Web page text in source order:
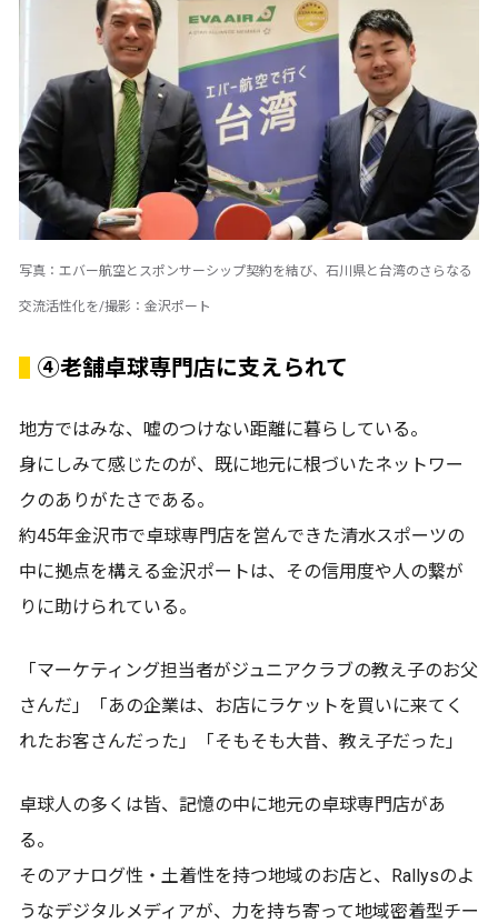
写真：エバー航空とスポンサーシップ契約を結び、石川県と台湾のさらなる
交流活性化を/撮影：金沢ポート
④老舗卓球専門店に支えられて
地方ではみな、嘘のつけない距離に暮らしている。
身にしみて感じたのが、既に地元に根づいたネットワー
クのありがたさである。
約45年金沢市で卓球専門店を営んできた清水スポーツの
中に拠点を構える金沢ポートは、その信用度や人の繋が
りに助けられている。
「マーケティング担当者がジュニアクラブの教え子のお父
さんだ」「あの企業は、お店にラケットを買いに来てく
れたお客さんだった」「そもそも大昔、教え子だった」
卓球人の多くは皆、記憶の中に地元の卓球専門店があ
る。
そのアナログ性・土着性を持つ地域のお店と、Rallysのよ
うなデジタルメディアが、力を持ち寄って地域密着型チー